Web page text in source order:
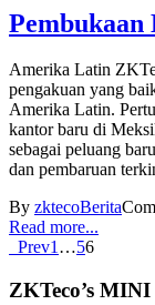
Amerika Latin
pengakuan yang
Amerika Latin.
kantor baru di
sebagai peluang
dan pembaruan
By zktecoBerita
Read more...
Prev1…56
ZKTeco’s